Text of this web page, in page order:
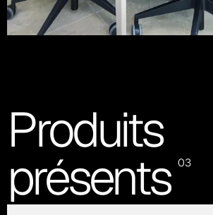
Produits
présents 03